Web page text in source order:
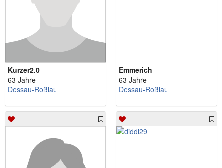
Kurzer2.0
63 Jahre
Dessau-Roßlau
Emmerich
63 Jahre
Dessau-Roßlau